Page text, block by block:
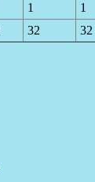
1 1
32 32